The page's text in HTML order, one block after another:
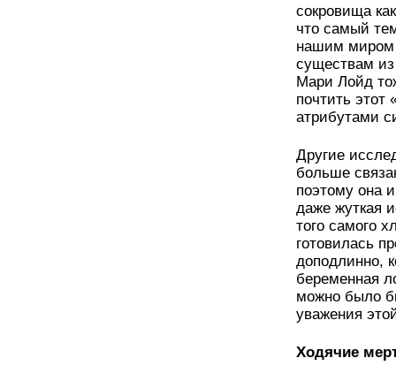
сокровища
что самый
нашим миром
существам из
Мари Лойд
почтить этот
атрибутами
Другие
больше
поэтому она
даже жуткая
того самого
готовилась
доподлинно,
беременная
можно было
уважения
Ходячие